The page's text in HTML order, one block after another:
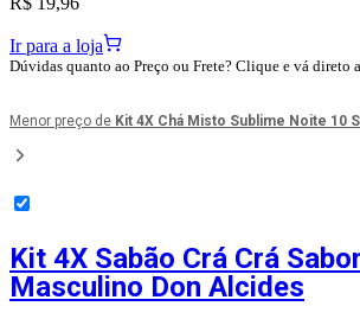
Ir para a loja
Dúvidas quanto ao Preço ou Frete? Clique e vá direto
Menor preço de Kit 4X Chá Misto Sublime Noite 10
Kit 4X Sabão Crá Crá
Masculino Don Alcides